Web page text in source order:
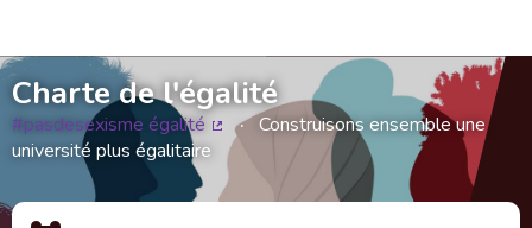
Charte de l'égalité
#pasdesexisme égalité
(Lien externe)
Construisons ensemble une
université plus égalitaire